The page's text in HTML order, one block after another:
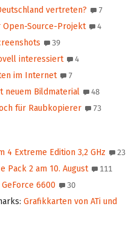
vertreten? 7
Open-Source-Projekt 4
39
interessiert 4
im Internet 7
neuem Bildmaterial 48
für Raubkopierer 73
4 Extreme Edition 3,2 GHz 23
Pack 2 am 10. August 111
6600 30
: Grafikkarten von ATi und